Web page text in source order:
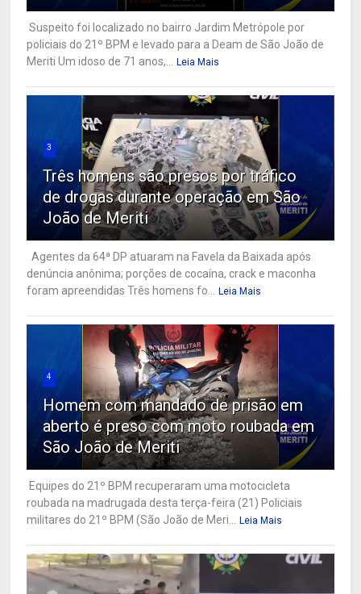
Suspeito foi localizado no bairro Jardim Metrópole por
policiais do 21º BPM e levado para a Deam de São João de
Meriti Um idoso de 71 anos,... Leia Mais
3
Três homens são presos por tráfico
de drogas durante operação em São
João de Meriti
Agentes da 64ª DP atuaram na Favela da Baixada após
denúncia anônima; porções de cocaína, crack e maconha
foram apreendidas Três homens fo... Leia Mais
4
Homem com mandado de prisão em
aberto é preso com moto roubada em
São João de Meriti
Equipes do 21º BPM recuperaram uma motocicleta
roubada na madrugada desta terça-feira (21) Policiais
militares do 21º BPM (São João de Meri... Leia Mais